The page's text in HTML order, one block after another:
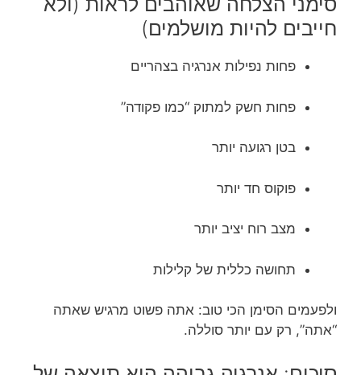
חייבים להיות מושלמים)
פחות נפילות אנרגיה בצהריים
פחות חשק למתוק “כמו פקודה”
בטן רגועה יותר
פוקוס חד יותר
מצב רוח יציב יותר
תחושה כללית של קלילות
ולפעמים הסימן הכי טוב: אתה פשוט מרגיש שאתה
“אתה”, רק עם יותר סוללה.